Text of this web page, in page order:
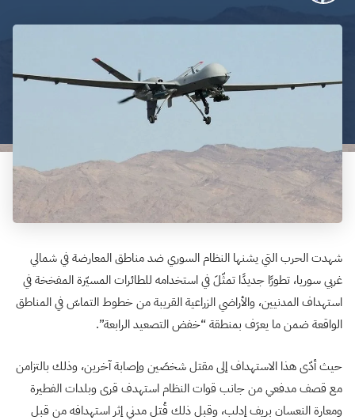
شهدت الحرب التي يشنها النظام السوري ضد مناطق المعارضة في شمالي
غربي سوريا، تطورًا جديدًا تمثّلَ في استخدامه للطائرات المسيّرة المفخخة في
استهداف المدنيين، والأراضي الزراعية القريبة من خطوط التماسّ في المناطق
الواقعة ضمن ما يعرَف بمنطقة “خفض التصعيد الرابعة”.
حيث أدّى هذا الاستهداف إلى مقتل شخصَين وإصابة آخرين، وذلك بالتزامن
مع قصف مدفعي من جانب قوات النظام استهدف قرى وبلدات الفطيرة
ومعارة النعسان بريف إدلب، وقبل ذلك قُتل مدني إثر استهدافه من قبل